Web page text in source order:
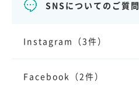
SNSについてのご質問
Instagram （3件）
Facebook （2件）